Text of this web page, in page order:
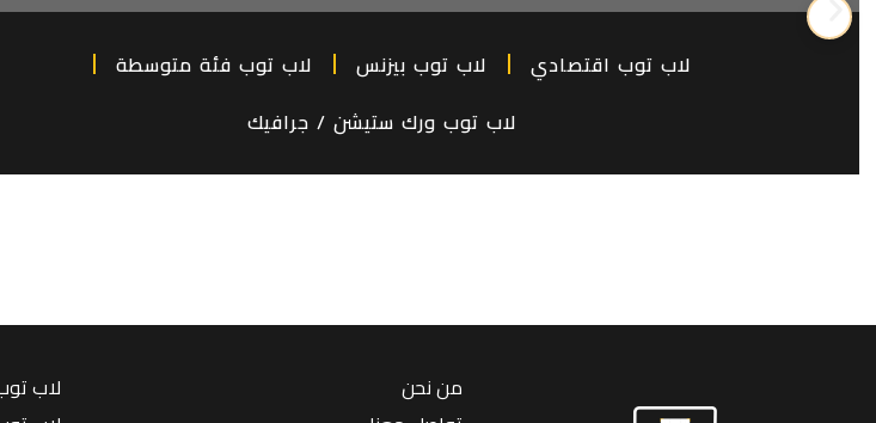
لاب توب اقتصادي لاب توب بيزنس
لاب توب فئة متوسطة
لاب توب ورك ستيشن / جرافيك
من نحن
لاب